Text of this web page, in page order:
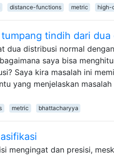
distance-functions metric high-
tindih dari
distribusi normal dengan
saya bisa
Saya kira masalah ini
yang menjelaskan
metric bhattacharyya
mengingat dan presisi,